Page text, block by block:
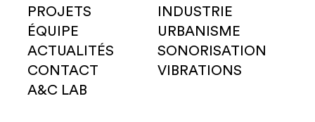
PROJETS
ÉQUIPE
ACTUALITÉS
CONTACT
A&C LAB
INDUSTRIE
URBANISME
SONORISATION
VIBRATIONS